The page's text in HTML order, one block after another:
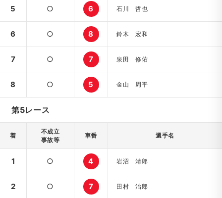
5 ○ 6 石川 哲也
6 ○ 8 鈴木 宏和
7 ○ 7 泉田 修佑
8 ○ 5 金山 周平
第5レース
着
不成立
事故等
車番 選手名
1 ○ 4 岩沼 靖郎
2 ○ 7 田村 治郎